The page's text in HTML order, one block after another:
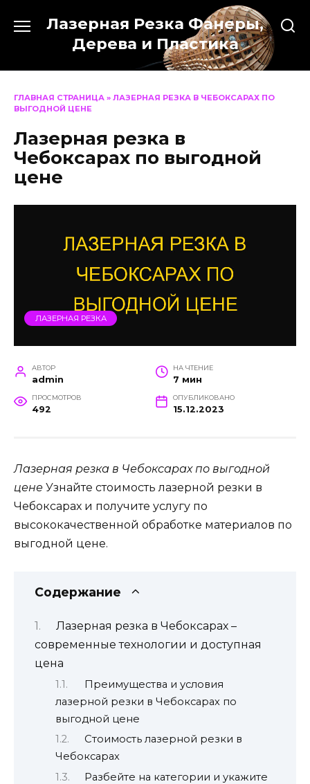
содержанию
Лазерная Резка Фанеры,
Дерева и Пластика
ГЛАВНАЯ СТРАНИЦА » ЛАЗЕРНАЯ РЕЗКА В ЧЕБОКСАРАХ ПО
ВЫГОДНОЙ ЦЕНЕ
Лазерная резка в
Чебоксарах по выгодной
цене
ЛАЗЕРНАЯ РЕЗКА
АВТОР
admin
НА ЧТЕНИЕ
7 мин
ПРОСМОТРОВ
492
ОПУБЛИКОВАНО
15.12.2023
Лазерная резка в Чебоксарах по выгодной
цене Узнайте стоимость лазерной резки в
Чебоксарах и получите услугу по
высококачественной обработке материалов по
выгодной цене.
Содержание
Лазерная резка в Чебоксарах –
современные технологии и доступная
цена
Преимущества и условия
лазерной резки в Чебоксарах по
выгодной цене
Стоимость лазерной резки в
Чебоксарах
Разбейте на категории и укажите